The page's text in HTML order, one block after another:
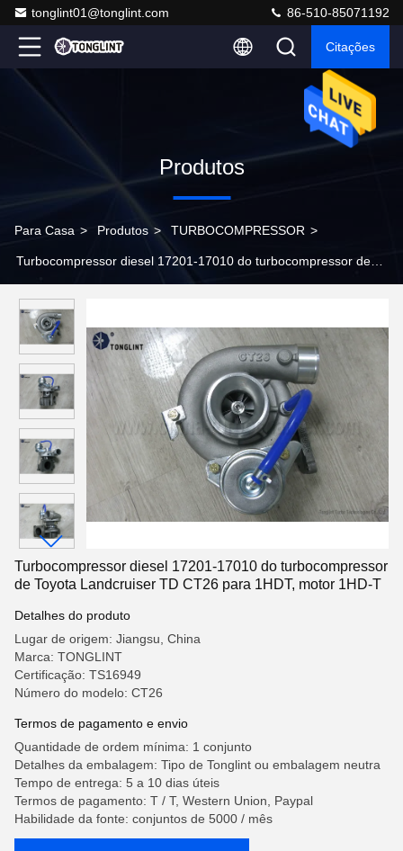
tonglint01@tonglint.com 86-510-85071192
Citações
Produtos
Para Casa > Produtos > TURBOCOMPRESSOR >
Turbocompressor diesel 17201-17010 do turbocompressor de
Turbocompressor diesel 17201-17010 do turbocompressor
de Toyota Landcruiser TD CT26 para 1HDT, motor 1HD-T
Detalhes do produto
Lugar de origem: Jiangsu, China
Marca: TONGLINT
Certificação: TS16949
Número do modelo: CT26
Termos de pagamento e envio
Quantidade de ordem mínima: 1 conjunto
Detalhes da embalagem: Tipo de Tonglint ou embalagem neutra
Tempo de entrega: 5 a 10 dias úteis
Termos de pagamento: T / T, Western Union, Paypal
Habilidade da fonte: conjuntos de 5000 / mês